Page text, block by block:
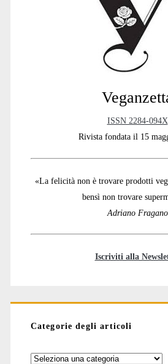
ISSN 2284-094X
Rivista fondata il 15
«La felicità non è trovare prodotti
bensì non trovare
Adriano Fragano
Iscriviti alla
Categorie degli articoli
Categorie